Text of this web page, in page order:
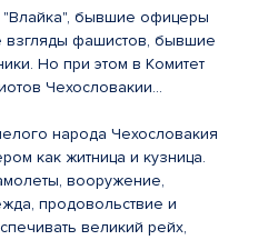
"Влайка", бывшие офицеры
фашистов, бывшие
Но при этом в Комитет
Чехословакии...
народа Чехословакия
как житница и кузница.
вооружение,
продовольствие и
великий рейх,